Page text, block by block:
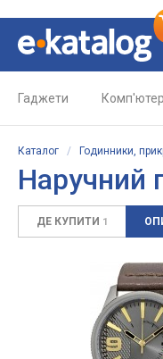
Гаджети
Каталог / Годинники,
Наручний
ДЕ КУПИТИ 1